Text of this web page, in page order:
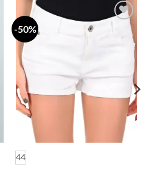
-50%
Dodaj
44